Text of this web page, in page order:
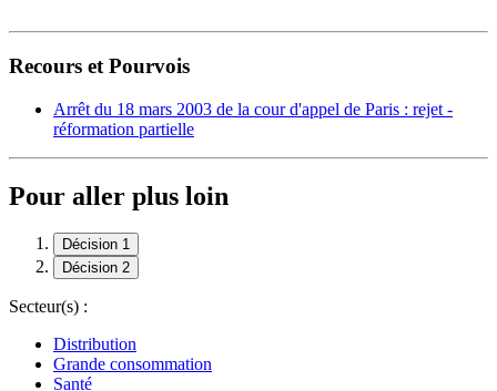
Recours et Pourvois
Arrêt du 18 mars 2003 de la cour d'appel de Paris : rejet -
réformation partielle
Pour aller plus loin
Décision 1
Décision 2
Secteur(s) :
Distribution
Grande consommation
Santé